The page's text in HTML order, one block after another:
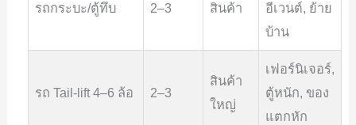
รถกระบะ/ตู้ทึบ 2–3 สินค้า
อีเวนต์, ย้าย
บ้าน
รถ Tail-lift 4–6 ล้อ 2–3
สินค้า
ใหญ่
เฟอร์นิเจอร์,
ตู้หนัก, ของ
แตกหัก